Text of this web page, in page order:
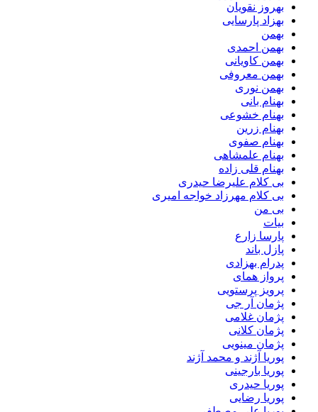
بهروز نقویان
بهزاد پارسایی
بهمن
بهمن احمدی
بهمن کاویانی
بهمن معروفی
بهمن نوری
بهنام بانی
بهنام خشوعی
بهنام زرین
بهنام صفوی
بهنام علمشاهی
بهنام قلی زاده
بی کلام علیرضا حیدری
بی کلام مهرزاد خواجه امیری
بی من
بیات
پارسا زارع
پازل باند
پدرام بهزادی
پرواز همای
پرویز پرستویی
پژمان آر جی
پژمان غلامی
پژمان کلانی
پژمان مینویی
پوریا آژند و محمد آژند
پوریا بارجینی
پوریا حیدری
پوریا رضایی